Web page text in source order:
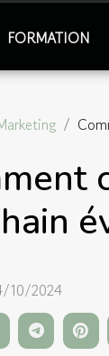
FORMATION
10/2024